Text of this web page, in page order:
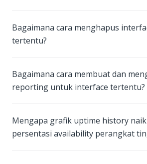
Bagaimana cara menghapus
tertentu?
Bagaimana cara membuat dan
reporting untuk interface tertentu?
Mengapa grafik uptime history
persentasi availability perangkat